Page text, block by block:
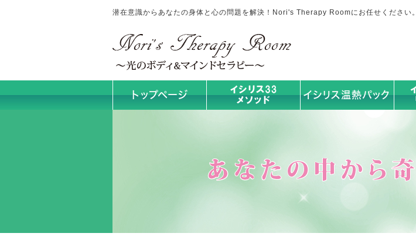
潜在意識からあなたの身体と心の問題を解決！Nori's Therapy Roomにお任せください。
トップページ イシリス温熱パック